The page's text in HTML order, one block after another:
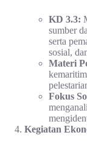
KD 3.3:
sumber
serta
sosial,
Materi
Fokus
Kegiatan